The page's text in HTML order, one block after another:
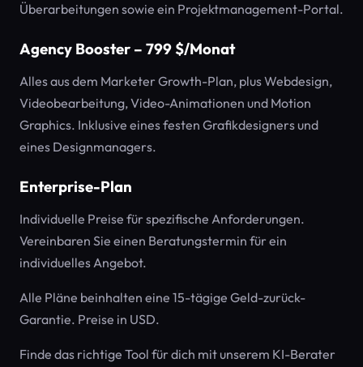
Überarbeitungen sowie ein Projektmanagement-Portal.
Agency Booster – 799 $/Monat
Alles aus dem Marketer Growth-Plan, plus Webdesign,
Videobearbeitung, Video-Animationen und Motion
Graphics. Inklusive eines festen Grafikdesigners und
eines Designmanagers.
Enterprise-Plan
Individuelle Preise für spezifische Anforderungen.
Vereinbaren Sie einen Beratungstermin für ein
individuelles Angebot.
Alle Pläne beinhalten eine 15-tägige Geld-zurück-
Garantie. Preise in USD.
Finde das richtige Tool für dich mit unserem KI-Berater